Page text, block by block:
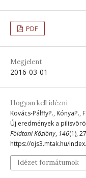
PDF
Megjelent
2016-03-01
Hogyan kell idézni
Kovács-PálffyP., KónyaP.,
Új eredmények a
Földtani Közlöny, 146(1),
https://ojs3.mtak.hu/
Idézet formátumok